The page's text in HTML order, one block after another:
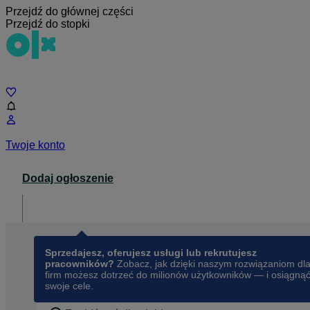
Przejdź do głównej części
Przejdź do stopki
Twoje konto
Dodaj ogłoszenie
Sprzedajesz, oferujesz usługi lub rekrutujesz
pracowników? Zobacz, jak dzięki naszym rozwiązaniom dla
firm możesz dotrzeć do milionów użytkowników — i osiągnąć
swoje cele.